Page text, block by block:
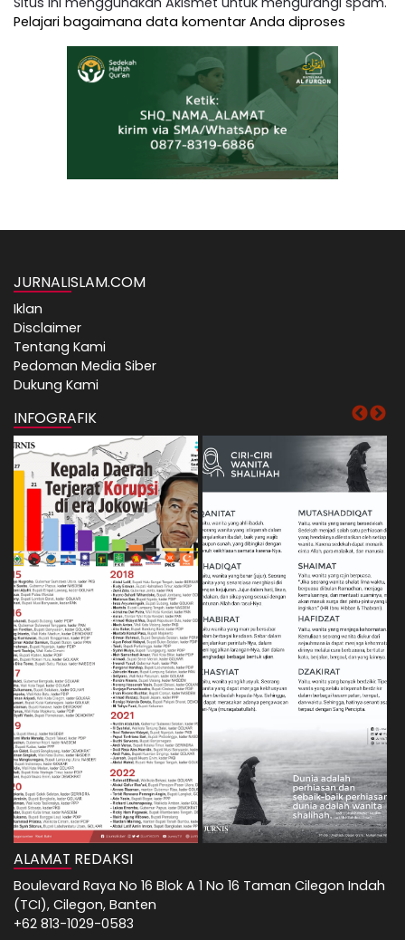
Pelajari bagaimana data komentar Anda diproses
JURNALISLAM.COM
Iklan
Disclaimer
Tentang Kami
Pedoman Media Siber
Dukung Kami
INFOGRAFIK
ALAMAT REDAKSI
Boulevard Raya No 16 Blok A 1 No 16 Taman Cilegon Indah
(TCI), Cilegon, Banten
+62 813-1029-0583